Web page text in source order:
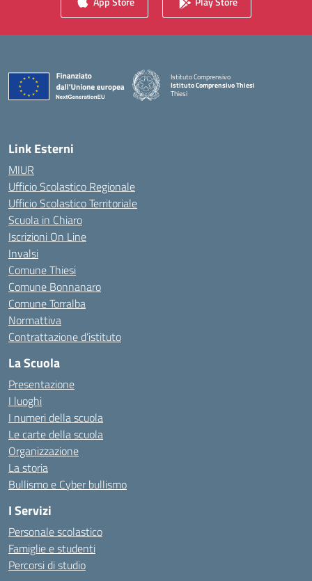
Istituto Comprensivo
Istituto Comprensivo Thiesi
Thiesi
Link Esterni
MIUR
Ufficio Scolastico Regionale
Ufficio Scolastico Territoriale
Scuola in Chiaro
Iscrizioni On Line
Invalsi
Comune Thiesi
Comune Bonnanaro
Comune Torralba
Normattiva
Contrattazione d’istituto
La Scuola
Presentazione
I luoghi
I numeri della scuola
Le carte della scuola
Organizzazione
La storia
Bullismo e Cyber bullismo
I Servizi
Personale scolastico
Famiglie e studenti
Percorsi di studio